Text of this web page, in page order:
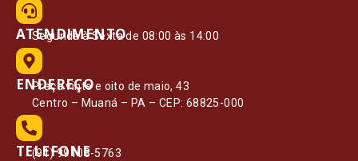
ATENDIMENTO
Segunda à Sexta de 08:00 às 14:00
ENDEREÇO
Praça vinte e oito de maio, 43
Centro – Muaná – PA – CEP: 68825-000
TELEFONE
(91) 99108-5763